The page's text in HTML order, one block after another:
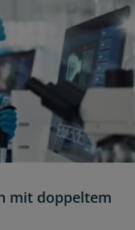
mit doppeltem